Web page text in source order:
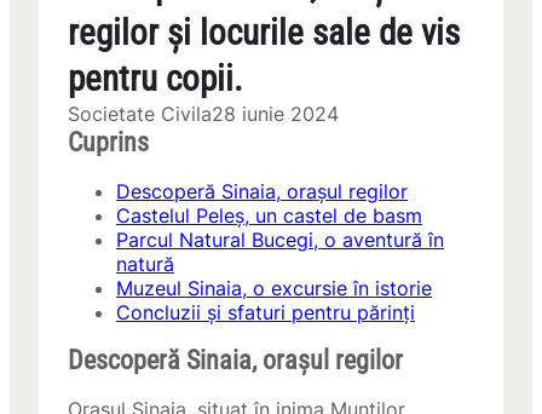
regilor și locurile sale de vis
pentru copii.
Societate Civila28 iunie 2024
Cuprins
Descoperă Sinaia, orașul regilor
Castelul Peleș, un castel de basm
Parcul Natural Bucegi, o aventură în
natură
Muzeul Sinaia, o excursie în istorie
Concluzii și sfaturi pentru părinți
Descoperă Sinaia, orașul regilor